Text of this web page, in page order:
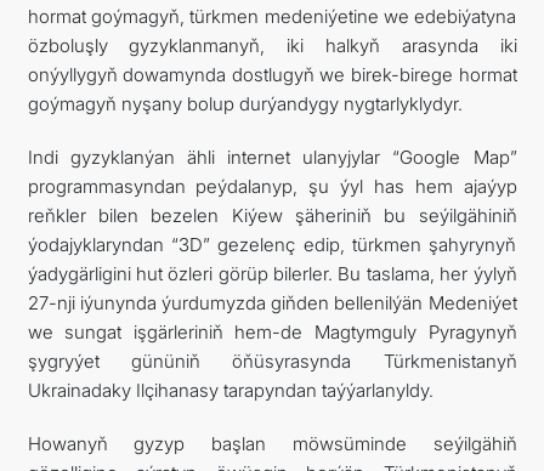
hormat goýmagyň, türkmen medeniýetine we edebiýatyna
özboluşly gyzyklanmanyň, iki halkyň arasynda iki
onýyllygyň dowamynda dostlugyň we birek-birege hormat
goýmagyň nyşany bolup durýandygy nygtarlyklydyr.
Indi gyzyklanýan ähli internet ulanyjylar “Google Map”
programmasyndan peýdalanyp, şu ýyl has hem ajaýyp
reňkler bilen bezelen Kiýew şäheriniň bu seýilgähiniň
ýodajyklaryndan “3D” gezelenç edip, türkmen şahyrynyň
ýadygärligini hut özleri görüp bilerler. Bu taslama, her ýylyň
27-nji iýunynda ýurdumyzda giňden bellenilýän Medeniýet
we sungat işgärleriniň hem-de Magtymguly Pyragynyň
şygryýet gününiň öňüsyrasynda Türkmenistanyň
Ukrainadaky Ilçihanasy tarapyndan taýýarlanyldy.
Howanyň gyzyp başlan möwsüminde seýilgähiň